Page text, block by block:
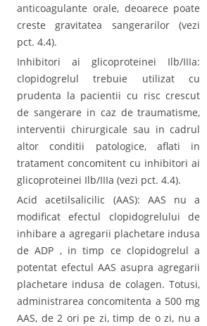
anticoagulante orale, deoarece poate
creste gravitatea sangerarilor (vezi
pct. 4.4).
Inhibitori ai glicoproteinei Ilb/IIIa:
clopidogrelul trebuie utilizat cu
prudenta la pacientii cu risc crescut
de sangerare in caz de traumatisme,
interventii chirurgicale sau in cadrul
altor conditii patologice, aflati in
tratament concomitent cu inhibitori ai
glicoproteinei Ilb/IIIa (vezi pct. 4.4).
Acid acetilsalicilic (AAS): AAS nu a
modificat efectul clopidogrelului de
inhibare a agregarii plachetare indusa
de ADP , in timp ce clopidogrelul a
potentat efectul AAS asupra agregarii
plachetare indusa de colagen. Totusi,
administrarea concomitenta a 500 mg
AAS, de 2 ori pe zi, timp de o zi, nu a